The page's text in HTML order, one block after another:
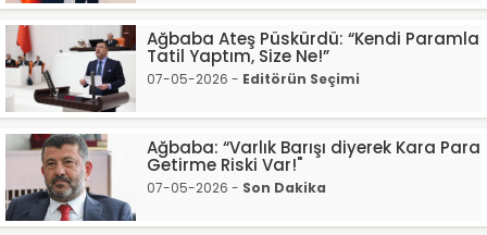
Ağbaba Ateş Püskürdü: “Kendi Paramla
Tatil Yaptım, Size Ne!”
07-05-2026 - Editörün Seçimi
Ağbaba: “Varlık Barışı diyerek Kara Para
Getirme Riski Var!"
07-05-2026 - Son Dakika